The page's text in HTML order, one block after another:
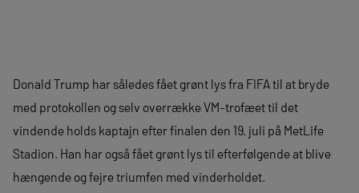
Donald Trump har således fået grønt lys fra FIFA til at bryde
med protokollen og selv overrække VM-trofæet til det
vindende holds kaptajn efter finalen den 19. juli på MetLife
Stadion. Han har også fået grønt lys til efterfølgende at blive
hængende og fejre triumfen med vinderholdet.